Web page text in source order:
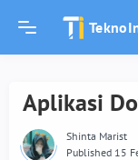
Aplikasi
Shinta Marist
Published 15